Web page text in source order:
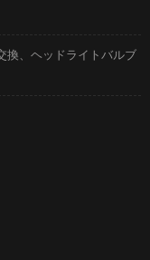
、ヘッドライトバルブ